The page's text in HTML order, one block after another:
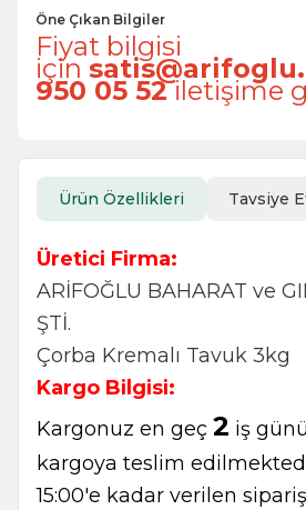
Öne Çıkan Bilgiler
Fiyat bilgisi
için
950 05 52iletişime
Ürün Özellikleri Tavsiye
Üretici Firma:
ARİFOĞLU BAHARAT ve
ŞTİ.
Çorba Kremalı Tavuk 3kg
Kargo Bilgisi:
Kargonuz en geç 2 iş
kargoya teslim
15:00'e kadar verilen